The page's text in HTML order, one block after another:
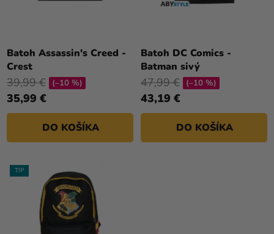
T
O
V
Batoh Assassin's Creed -
Crest
35,99 €
39,99 € (–10 %)
DO KOŠÍKA
Batoh DC Comics -
Batman sivý
43,19 €
47,99 € (–10 %)
DO KOŠÍKA
TIP